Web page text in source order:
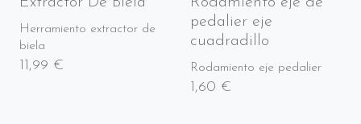
Herramiento extractor de
biela
11,99 €
pedalier eje
cuadradillo
Rodamiento eje pedalier
1,60 €